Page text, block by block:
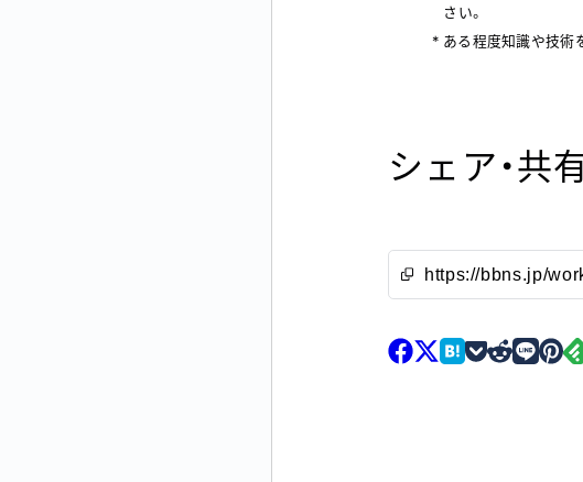
さい。
ある程度知識や技術
シェア・共